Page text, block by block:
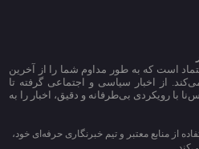
است که به طور مداوم شما را از آخرین
از اخبار سیاسی و اجتماعی گرفته تا
با رویکردی بی‌طرفانه و دقیق، اخبار را به
از منابع معتبر و تیم خبرنگاری حرفه‌ای خود،